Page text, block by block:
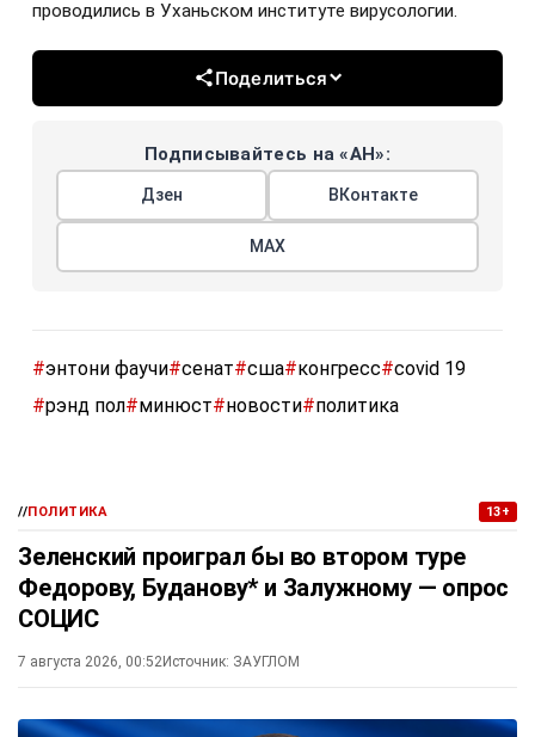
проводились в Уханьском институте вирусологии.
Поделиться
Подписывайтесь на «АН»:
Дзен ВКонтакте
МАХ
#энтони фаучи#сенат#сша#конгресс#covid 19
#рэнд пол#минюст#новости#политика
//ПОЛИТИКА 13+
Зеленский проиграл бы во втором туре
Федорову, Буданову* и Залужному — опрос
СОЦИС
7 августа 2026, 00:52Источник: ЗАУГЛОМ